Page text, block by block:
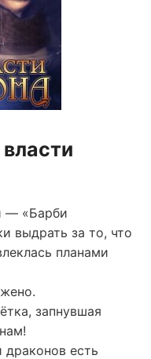
— «Барби
выдрать за то, что
планами
запнувшая
есть